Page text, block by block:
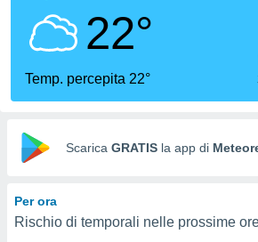
per
le
di
22°
Temp. percepita 22°
Scarica GRATIS la app di
Per ora
Rischio di temporali nelle prossime